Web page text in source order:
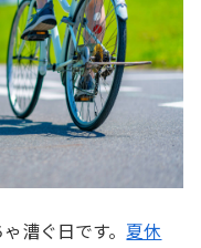
漕ぐ日です。 夏休